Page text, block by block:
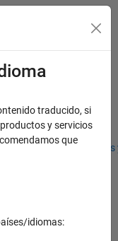
locales
traducido, si
y servicios
que
idiomas: